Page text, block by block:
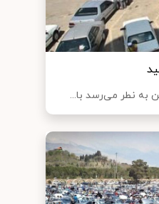
به نطر می‌رسد با...